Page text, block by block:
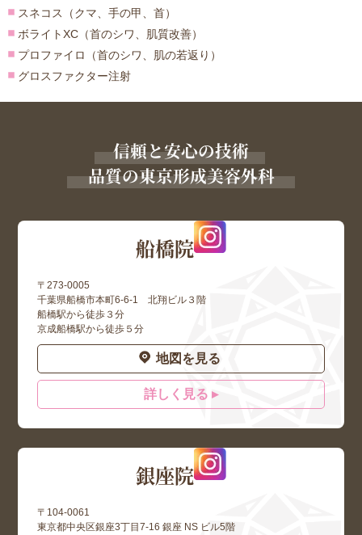
スネコス（クマ、手の甲、首）
ボライトXC（首のシワ、肌質改善）
プロファイロ（首のシワ、肌の若返り）
グロスファクター注射
信頼と安心の技術
品質の東京形成美容外科
船橋院
〒273-0005
千葉県船橋市本町6-6-1 北翔ビル３階
船橋駅から徒歩３分
京成船橋駅から徒歩５分
地図を見る
詳しく見る ▸
銀座院
〒104-0061
東京都中央区銀座3丁目7-16 銀座 NS ビル5階